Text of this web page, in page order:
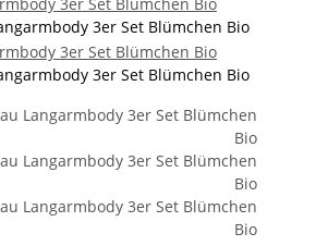
3er Set Blümchen Bio
3er Set Blümchen Bio